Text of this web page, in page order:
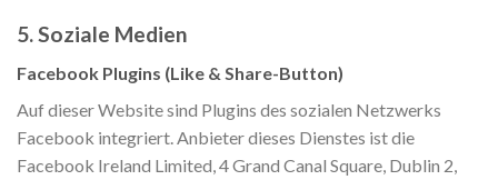
5. Soziale Medien
Facebook Plugins (Like & Share-Button)
Auf dieser Website sind Plugins des sozialen Netzwerks
Facebook integriert. Anbieter dieses Dienstes ist die
Facebook Ireland Limited, 4 Grand Canal Square, Dublin 2,